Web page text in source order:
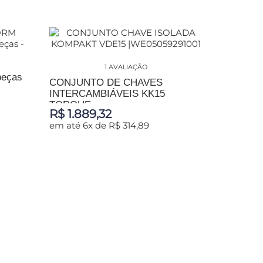
1 AVALIAÇÃO
CONJUNTO DE CHAVES
INTERCAMBIÁVEIS KK15
TORQUE...
R$ 1.889,32
em até 6x de R$ 314,89